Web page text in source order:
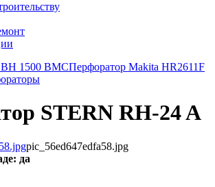
1500 BMCПерфоратор Makita HR2611F
STERN RH-24 A
pic_56ed647edfa58.jpg
да